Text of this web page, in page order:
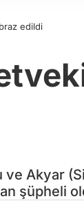
edildi
ve Akyar
şüpheli